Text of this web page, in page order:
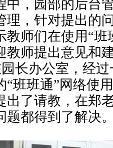
中，园部的后台
理，针对提出的
教师们在使用“班
教师提出意见和
长办公室，经
“班班通”网络使
出了请教，在郑
题都得到了解决